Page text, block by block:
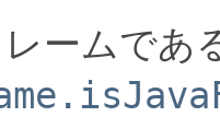
ームであ